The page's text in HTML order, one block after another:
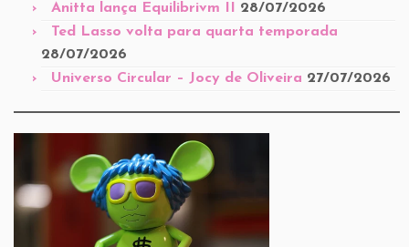
Anitta lança Equilibrivm II 28/07/2026
Ted Lasso volta para quarta temporada
28/07/2026
Universo Circular – Jocy de Oliveira 27/07/2026